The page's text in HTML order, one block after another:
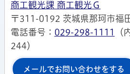
商工観光課 商工観光Ｇ
〒311-0192 茨城県那珂市福
電話番号： 029-298-1111
（
244）
メールでお問い合わせをする